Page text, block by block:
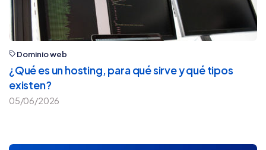
Dominio web
¿Qué es un hosting, para qué sirve y qué tipos
existen?
05/06/2026